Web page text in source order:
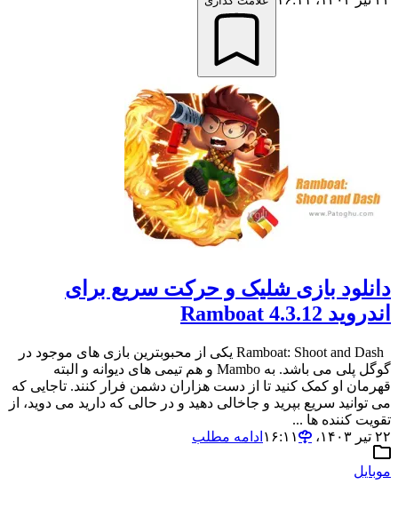
دانلود بازی شلیک و حرکت سریع برای
اندروید Ramboat 4.3.12
Ramboat: Shoot and Dash یکی از محبوبترین بازی های موجود در
گوگل پلی می باشد. به Mambo و هم تیمی های دیوانه و البته
قهرمان او کمک کنید تا از دست هزاران دشمن فرار کنند. تاجایی که
می توانید سریع بپرید و جاخالی دهید و در حالی که دارید می دوید، از
تقویت کننده ها ...
۲۲ تیر ۱۴۰۳،‏ ۱۶:۱۱
ادامه مطلب
موبایل